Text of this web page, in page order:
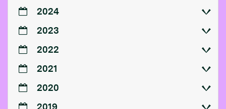
2024
2023
2022
2021
2020
2019